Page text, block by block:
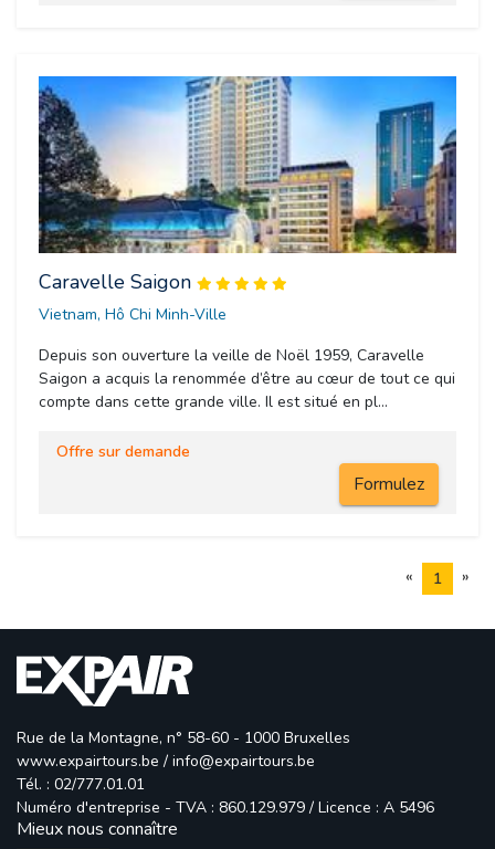
Caravelle Saigon
Vietnam, Hô Chi Minh-Ville
Depuis son ouverture la veille de Noël 1959, Caravelle
Saigon a acquis la renommée d’être au cœur de tout ce qui
compte dans cette grande ville. Il est situé en pl...
Offre sur demande
Formulez
« 1 »
Rue de la Montagne, n° 58-60 - 1000 Bruxelles
www.expairtours.be / info@expairtours.be
Tél. : 02/777.01.01
Numéro d'entreprise - TVA : 860.129.979 / Licence : A 5496
Mieux nous connaître